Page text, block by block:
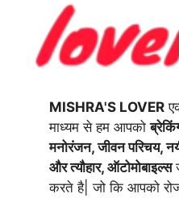
MISHRA'S LOVER
माध्यम से हम आपको
मनोरंजन, जीवन परिचय,
और त्यौहार, ऑटोमोबाइल्स
करते है| जो कि आपको